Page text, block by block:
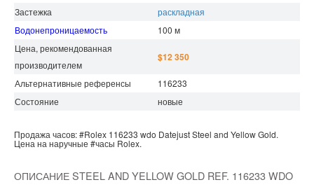
Застежка
раскладная
Водонепроницаемость
100 м
Цена, рекомендованная
производителем
$12 350
Альтернативные референсы
116233
Состояние
новые
Продажа часов:#Rolex 116233 wdo DatejustSteel and Yellow Gold.
Цена на наручные #часы Rolex.
ОПИСАНИЕ STEEL AND YELLOW GOLD REF. 116233 WDO